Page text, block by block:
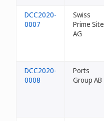
DCC2020-
0007
Swiss
Prime Site
AG
DCC2020-
0008
Ports
Group AB